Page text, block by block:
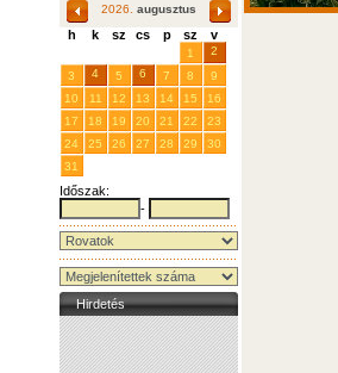
2026. augusztus
h k sz cs p sz v
1
2
3
4 5 6 7 8
9
10
11 12 13 14 15
16
17
18 19 20 21 22
23
24
25 26 27 28 29
30
31
Időszak:
-
Hirdetés